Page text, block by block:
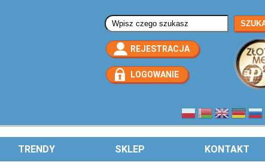
Formularz wyszukiwania
REJESTRACJA
LOGOWANIE
TRENDY SKLEP KONTAKT